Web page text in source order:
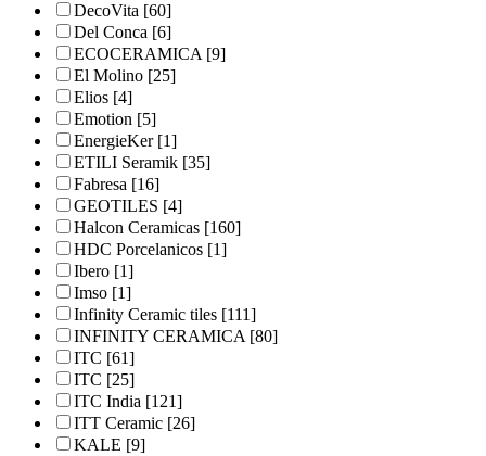
DecoVita [60]
Del Conca [6]
ECOCERAMICA[9]
El Molino [25]
Elios [4]
Emotion [5]
EnergieKer[1]
ETILI Seramik [35]
Fabresa [16]
GEOTILES [4]
Halcon Ceramicas [160]
HDC Porcelanicos [1]
Ibero [1]
Imso [1]
Infinity Ceramic tiles [111]
INFINITY CERAMICA[80]
ITC [61]
ITC [25]
ITC India [121]
ITT Ceramic [26]
KALE [9]